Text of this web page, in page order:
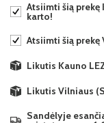
Atsiimti šią prekę
karto!
Atsiimti šią
Likutis Kauno
Likutis Vilniaus
Sandėlyje